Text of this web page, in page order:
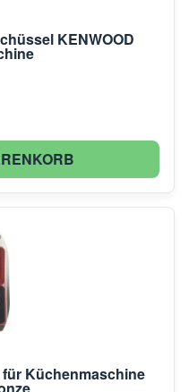
KENWOOD
Küchenmaschine